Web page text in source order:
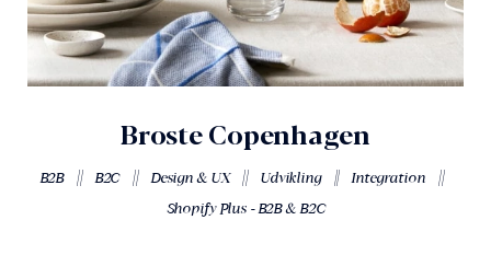
Broste Copenhagen
B2B || B2C || Design & UX || Udvikling || Integration ||
Shopify Plus - B2B & B2C